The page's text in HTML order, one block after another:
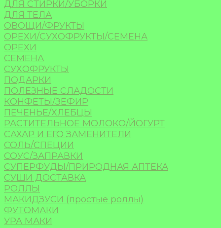
ДЛЯ СТИРКИ/УБОРКИ
ДЛЯ ТЕЛА
ОВОЩИ/ФРУКТЫ
ОРЕХИ/СУХОФРУКТЫ/СЕМЕНА
ОРЕХИ
СЕМЕНА
СУХОФРУКТЫ
ПОДАРКИ
ПОЛЕЗНЫЕ СЛАДОСТИ
КОНФЕТЫ/ЗЕФИР
ПЕЧЕНЬЕ/ХЛЕБЦЫ
РАСТИТЕЛЬНОЕ МОЛОКО/ЙОГУРТ
САХАР И ЕГО ЗАМЕНИТЕЛИ
СОЛЬ/СПЕЦИИ
СОУС/ЗАПРАВКИ
СУПЕРФУДЫ/ПРИРОДНАЯ АПТЕКА
СУШИ ДОСТАВКА
РОЛЛЫ
МАКИДЗУСИ (простые роллы)
ФУТОМАКИ
УРА МАКИ